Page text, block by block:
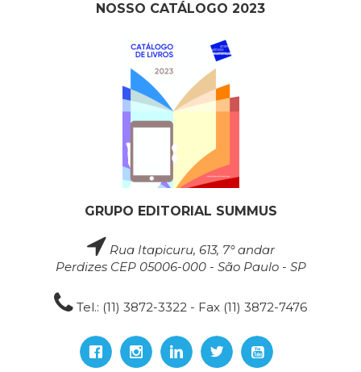
NOSSO CATÁLOGO 2023
GRUPO EDITORIAL SUMMUS
Rua Itapicuru, 613, 7° andar
Perdizes CEP 05006-000 - São Paulo - SP
Tel.: (11) 3872-3322 - Fax (11) 3872-7476